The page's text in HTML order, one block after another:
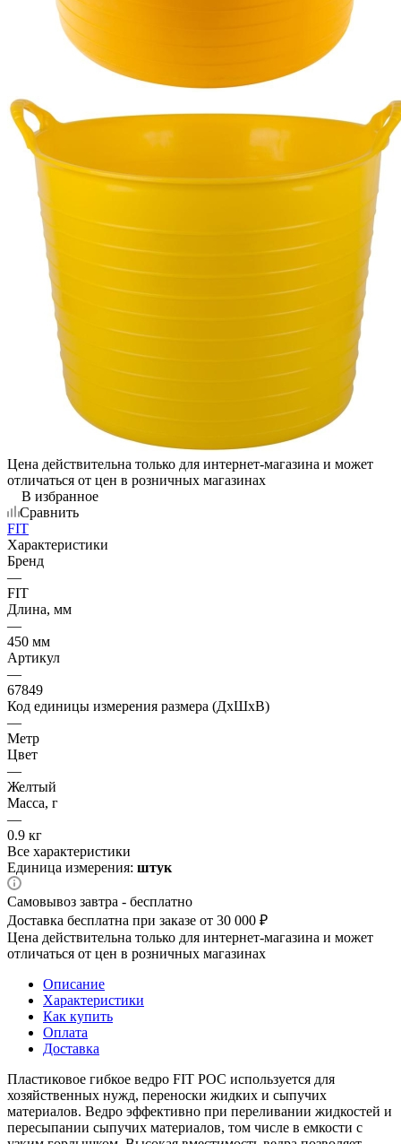
Цена действительна только для интернет-магазина и может
отличаться от цен в розничных магазинах
В избранное
Сравнить
FIT
Характеристики
Бренд
—
FIT
Длина, мм
—
450 мм
Артикул
—
67849
Код единицы измерения размера (ДхШхВ)
—
Метр
Цвет
—
Желтый
Масса, г
—
0.9 кг
Все характеристики
Единица измерения: штук
Самовывоз завтра - бесплатно
Доставка бесплатна при заказе от 30 000 ₽
Цена действительна только для интернет-магазина и может
отличаться от цен в розничных магазинах
Описание
Характеристики
Как купить
Оплата
Доставка
Пластиковое гибкое ведро FIT РОС используется для
хозяйственных нужд, переноски жидких и сыпучих
материалов. Ведро эффективно при переливании жидкостей и
пересыпании сыпучих материалов, том числе в емкости с